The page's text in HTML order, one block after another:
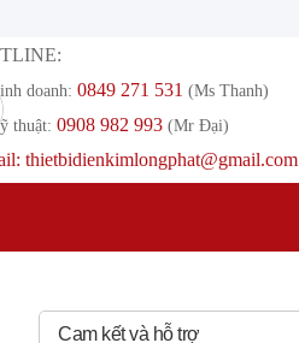
doanh: 0849 271 531 (Ms Thanh)
thuật: 0908 982 993​ (Mr Đại)
thietbidienkimlongphat@gmail.com
Cam kết và hỗ trợ